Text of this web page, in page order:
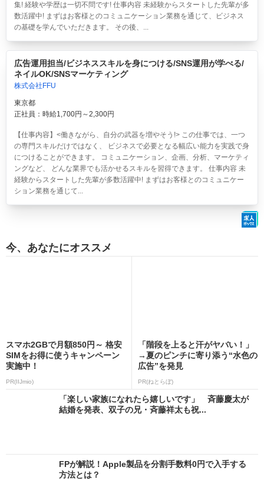
集! 経験や学歴は一切不問です! 仕事内容 未経験からスタートした先輩が多
数活躍中! まずはお客様とのコミュニケーション業務を通じて、ビジネス
の基礎を学んでいただきます。 その後、...
広告運用担当/ビジネススキルを身につける/SNS運用が学べる/
ネイルOK/SNSマーケティング
株式会社FFU
東京都
正社員：時給1,700円～2,300円
【仕事内容】<働きながら、自分の武器を増やそう!> この仕事では、一つ
の専門スキルだけではなく、 ビジネスで必要となる幅広い能力を実践で身
につけることができます。 コミュニケーション、企画、分析、マーケティ
ングなど、 どんな業界でも活かせるスキルを習得できます。 仕事内容 未
経験からスタートした先輩が多数活躍中! まずはお客様とのコミュニケー
ション業務を通じて...
今、あなたにオススメ
スマホ2GBで月額850円～ 格安
SIMをお得に使うキャンペーン
実施中！
PR(IIJmio)
「階段を上ると汗がヤバい！」
→夏のピンチに寄り添う“水色の
広告”を発見
PR(ねとらぼ)
「楽しい家族になれたら嬉しいです」 斉藤慶太が
結婚を発表、双子の兄・斉藤祥太も祝...
FPが解説！Apple製品を分割手数料0円で入手する
方法とは？